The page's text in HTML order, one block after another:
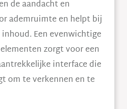
de aandacht en
ademruimte en helpt bij
Een evenwichtige
zorgt voor een
interface die
om te verkennen en te